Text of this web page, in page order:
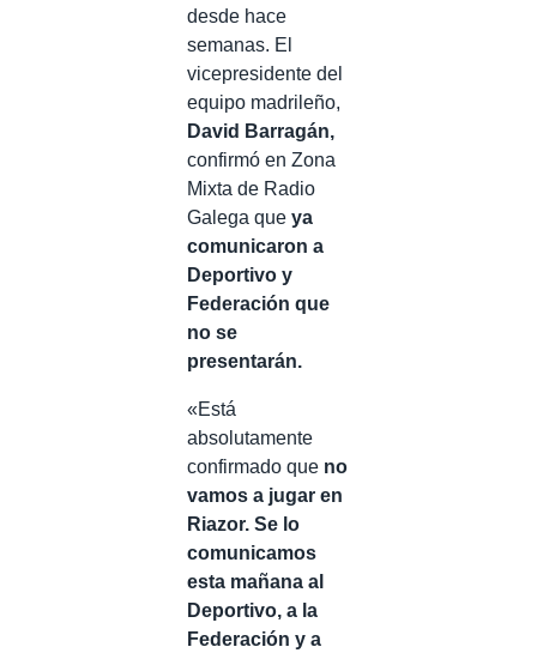
desde hace
semanas. El
vicepresidente del
equipo madrileño,
David Barragán,
confirmó en Zona
Mixta de Radio
Galega que ya
comunicaron a
Deportivo y
Federación que
no se
presentarán.
«Está
absolutamente
confirmado que no
vamos a jugar en
Riazor. Se lo
comunicamos
esta mañana al
Deportivo, a la
Federación y a